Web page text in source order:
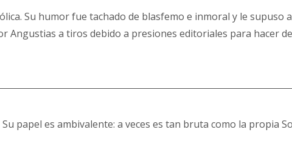
Su humor fue tachado de blasfemo e inmoral y le supuso a
Angustias a tiros debido a presiones editoriales para hacer
papel es ambivalente: a veces es tan bruta como la propia